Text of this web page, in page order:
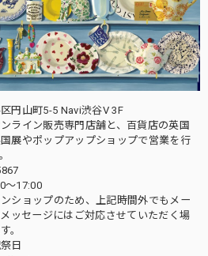
円山町5-5 Navi渋谷V 3F
ライン販売専門店舗と、百貨店の英国
展やポップアップショップで営業を行
～17:00
ショップのため、上記時間外でもメー
ッセージにはご対応させていただく場
。
日